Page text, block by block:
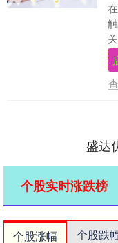
盛达
个股实时涨跌榜
个股涨幅 个股跌